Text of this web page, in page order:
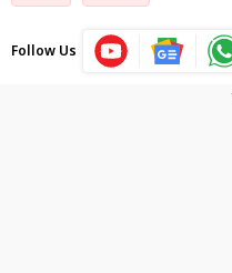
Follow Us